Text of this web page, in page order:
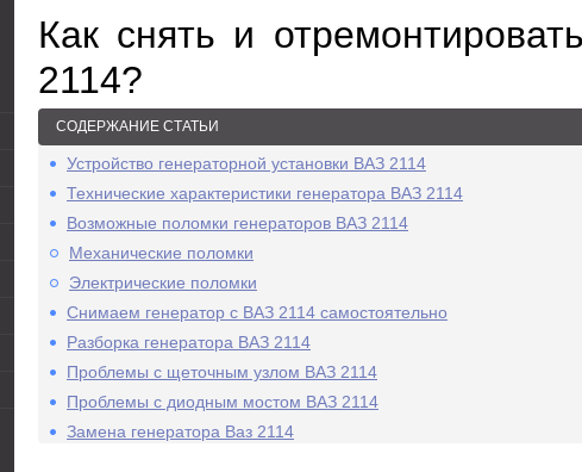
Как снять и
2114?
СОДЕРЖАНИЕ СТАТЬИ
Устройство генераторной установки ВАЗ 2114
Технические характеристики генератора ВАЗ 2114
Возможные поломки генераторов ВАЗ 2114
Механические поломки
Электрические поломки
Снимаем генератор с ВАЗ 2114 самостоятельно
Разборка генератора ВАЗ 2114
Проблемы с щеточным узлом ВАЗ 2114
Проблемы с диодным мостом ВАЗ 2114
Замена генератора Ваз 2114